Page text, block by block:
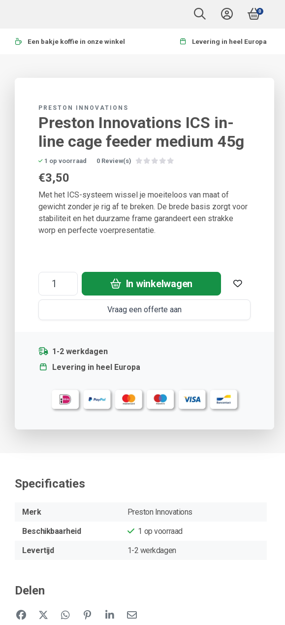
0
Een bakje koffie in onze winkel Levering in heel Europa
PRESTON INNOVATIONS
Preston Innovations ICS in-
line cage feeder medium 45g
1 op voorraad 0 Review(s)
€3,50
Met het ICS-systeem wissel je moeiteloos van maat of
gewicht zonder je rig af te breken. De brede basis zorgt voor
stabiliteit en het duurzame frame garandeert een strakke
worp en perfecte voerpresentatie.
In winkelwagen
Vraag een offerte aan
1-2 werkdagen
Levering in heel Europa
Specificaties
Merk Preston Innovations
Beschikbaarheid 1 op voorraad
Levertijd 1-2 werkdagen
Delen